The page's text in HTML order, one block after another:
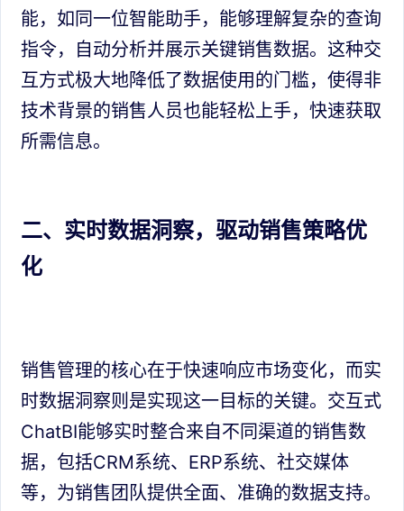
能，如同一位智能助手，能够理解复杂的查询
指令，自动分析并展示关键销售数据。这种交
互方式极大地降低了数据使用的门槛，使得非
技术背景的销售人员也能轻松上手，快速获取
所需信息。
二、实时数据洞察，驱动销售策略优
化
销售管理的核心在于快速响应市场变化，而实
时数据洞察则是实现这一目标的关键。交互式
ChatBI能够实时整合来自不同渠道的销售数
据，包括CRM系统、ERP系统、社交媒体
等，为销售团队提供全面、准确的数据支持。